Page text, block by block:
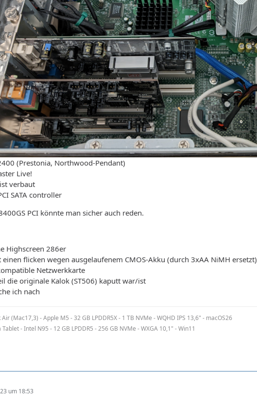
(Prestonia, Northwood-Pendant)
Live!
verbaut
SATA controller
PCI könnte man sicher auch reden.
Highscreen 286er
einen flicken wegen ausgelaufenem CMOS-Akku (durch 3xAA NiMH ersetzt)
Netzwerkkarte
die originale Kalok (ST506) kaputt war/ist
ich nach
(Mac17,3) - Apple M5 - 32 GB LPDDR5X - 1 TB NVMe - WQHD IPS 13,6" - macOS26
- Intel N95 - 12 GB LPDDR5 - 256 GB NVMe - WXGA 10,1" - Win11
um 18:53